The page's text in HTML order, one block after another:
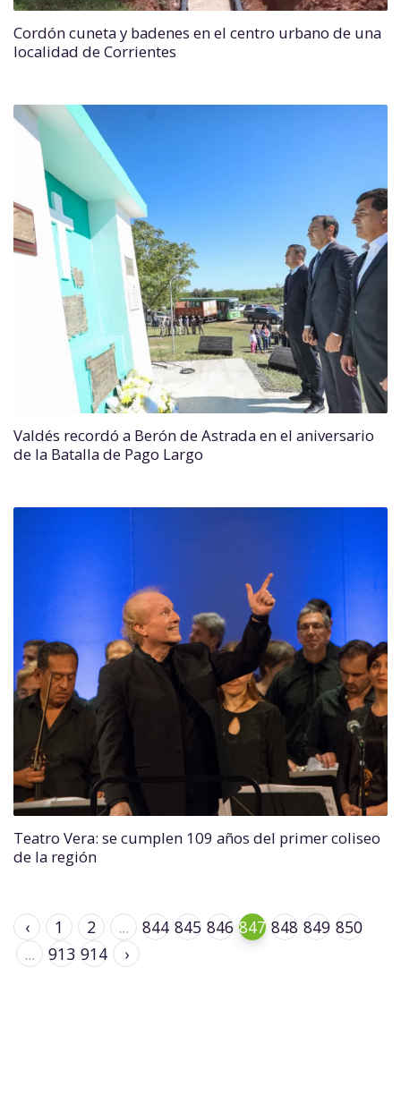
Cordón cuneta y badenes en el centro urbano de una
localidad de Corrientes
Valdés recordó a Berón de Astrada en el aniversario
de la Batalla de Pago Largo
Teatro Vera: se cumplen 109 años del primer coliseo
de la región
‹ 1 2 ... 844 845 846 847 848 849 850
...
913 914 ›